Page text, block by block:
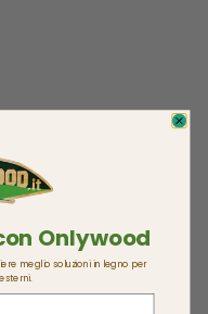
Onlywood
meglio soluzioni in legno per